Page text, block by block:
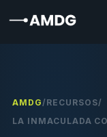
AMDG/RECURSOS/
LA INMACULADA